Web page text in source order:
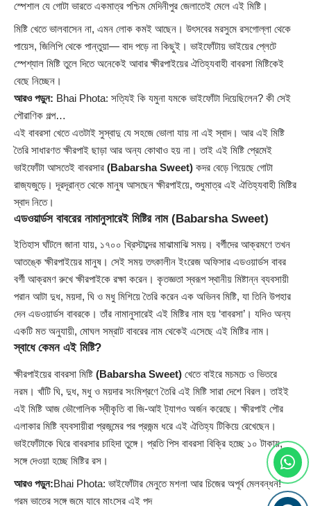
স্পেশাল যে গোটা ভারতে একমাত্র পশ্চিম মেদিনীপুর জেলাতেই মেলে এই মিষ্টি।
মিষ্টি খেতে ভালবাসেন না, এমন লোক কমই আছেন। উৎসবের মরসুমে রসগোল্লা থেকে
পায়েস, জিলিপি থেকে পান্তুয়া— বাদ পড়ে না কিছুই। ভাইফোঁটায় ভাইয়ের প্লেটে
স্পেশ্যাল মিষ্টি তুলে দিতে অনেকেই আবার ক্ষীরপাইয়ের ঐতিহ্যবাহী বাবরসা মিষ্টিকেই
বেছে নিচ্ছেন।
আরও পড়ুন: Bhai Phota: সত্যিই কি যমুনা যমকে ভাইফোঁটা দিয়েছিলেন? কী সেই
পৌরাণিক গল্প…
এই বাবরসা খেতে এতটাই সুস্বাদু যে সহজে ভোলা যায় না এই স্বাদ। আর এই মিষ্টি
তৈরি সাধারণত ক্ষীরপাই ছাড়া আর অন্য কোথাও হয় না। তাই এই মিষ্টি প্রেমেই
ভাইফোঁটা আসতেই বাবরসার (Babarsha Sweet) কদর বেড়ে গিয়েছে গোটা
রাজ্যজুড়ে। দূরদূরান্ত থেকে মানুষ আসছেন ক্ষীরপাইয়ে, শুধুমাত্র এই ঐতিহ্যবাহী মিষ্টির
স্বাদ নিতে।
এডওয়ার্ডস বাবরের নামানুসারেই মিষ্টির নাম (Babarsha Sweet)
ইতিহাস ঘাঁটলে জানা যায়, ১৭০০ খ্রিস্টাব্দের মাঝামাঝি সময়। বর্গীদের আক্রমণে তখন
আতঙ্কে ক্ষীরপাইয়ের মানুষ। সেই সময় তৎকালীন ইংরেজ অফিসার এডওয়ার্ডস বাবর
বর্গী আক্রমণ রুখে ক্ষীরপাইকে রক্ষা করেন। কৃতজ্ঞতা স্বরূপ স্থানীয় মিষ্টান্ন ব্যবসায়ী
পরান আটা দুধ, ময়দা, ঘি ও মধু মিশিয়ে তৈরি করেন এক অভিনব মিষ্টি, যা তিনি উপহার
দেন এডওয়ার্ডস বাবরকে। তাঁর নামানুসারেই এই মিষ্টির নাম হয় ‘বাবরসা’। যদিও অন্য
একটি মত অনুযায়ী, মোঘল সম্রাট বাবরের নাম থেকেই এসেছে এই মিষ্টির নাম।
স্বাধে কেমন এই মিষ্টি?
ক্ষীরপাইয়ের বাবরসা মিষ্টি (Babarsha Sweet) খেতে বাইরে মচমচে ও ভিতরে
নরম। খাঁটি ঘি, দুধ, মধু ও ময়দার সংমিশ্রণে তৈরি এই মিষ্টি সারা দেশে বিরল। তাইই
এই মিষ্টি আজ ভৌগোলিক স্বীকৃতি বা জি-আই ট্যাগও অর্জন করেছে। ক্ষীরপাই পৌর
এলাকার মিষ্টি ব্যবসায়ীরা প্রজন্মের পর প্রজন্ম ধরে এই ঐতিহ্য টিকিয়ে রেখেছেন।
ভাইফোঁটাকে ঘিরে বাবরসার চাহিদা তুঙ্গে। প্রতি পিস বাবরসা বিক্রি হচ্ছে ১০ টাকায়,
সঙ্গে দেওয়া হচ্ছে মিষ্টির রস।
আরও পড়ুন:Bhai Phota: ভাইফোঁটার মেনুতে মশলা আর চিজের অপূর্ব মেলবন্ধন!
গরম ভাতের সঙ্গে জমে যাবে মাংসের এই পদ